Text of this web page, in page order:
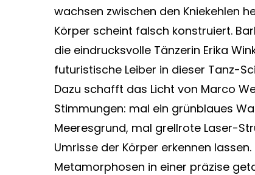
wachsen zwischen den Kniekehlen
Körper scheint falsch konstruiert.
die eindrucksvolle Tänzerin Erika
futuristische Leiber in dieser Tanz-
Dazu schafft das Licht von Marco
Stimmungen: mal ein grünblaues
Meeresgrund, mal grellrote Laser-
Umrisse der Körper erkennen
Metamorphosen in einer präzise